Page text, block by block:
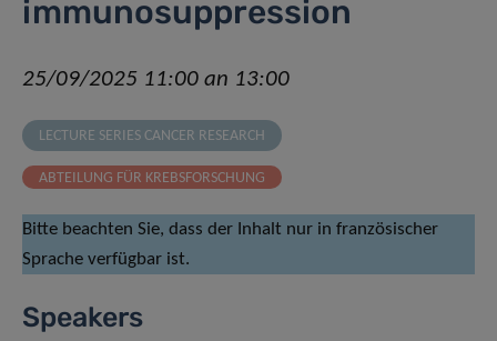
immunosuppression
25/09/2025 11:00 an 13:00
LECTURE SERIES CANCER RESEARCH
ABTEILUNG FÜR KREBSFORSCHUNG
Bitte beachten Sie, dass der Inhalt nur in französischer
Sprache verfügbar ist.
Speakers